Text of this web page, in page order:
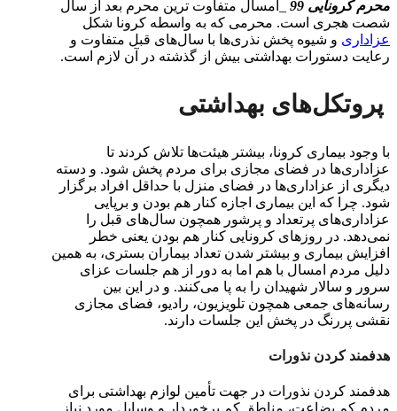
محرم کرونایی 99
_امسال متفاوت ترین محرم بعد از سال
شصت هجری است. محرمی که به واسطه کرونا شکل
عزاداری و شیوه پخش نذری‌ها با سال‌های قبل متفاوت و
رعایت دستورات بهداشتی بیش از گذشته در آن لازم است.
پروتکل‌های بهداشتی
با وجود بیماری کرونا، بیشتر هیئت‌ها تلاش کردند تا
عزاداری‌ها در فضای مجازی برای مردم پخش شود. و دسته
دیگری از عزاداری‌ها در فضای منزل با حداقل افراد برگزار
‌شود. چرا که این بیماری اجازه کنار هم بودن و برپایی
عزاداری‌های پرتعداد و پرشور همچون سال‌های قبل را
نمی‌دهد. در روزهای کرونایی کنار هم بودن یعنی خطر
افزایش بیماری و بیشتر شدن تعداد بیماران بستری، به همین
دلیل مردم امسال با هم اما به دور از هم جلسات عزای
سرور و سالار شهیدان را به پا می‌کنند. و در این بین
رسانه‌های جمعی همچون تلویزیون، رادیو، فضای مجازی
نقشی پررنگ در پخش این جلسات دارند.
هدفمند کردن نذورات
هدفمند کردن نذورات در جهت تأمین لوازم بهداشتی برای